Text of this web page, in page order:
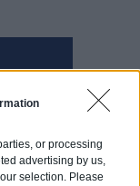
or processing
advertising by us,
selection. Please